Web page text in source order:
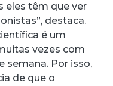
eles têm que ver
destaca.
é um
vezes com
semana. Por isso,
de que o